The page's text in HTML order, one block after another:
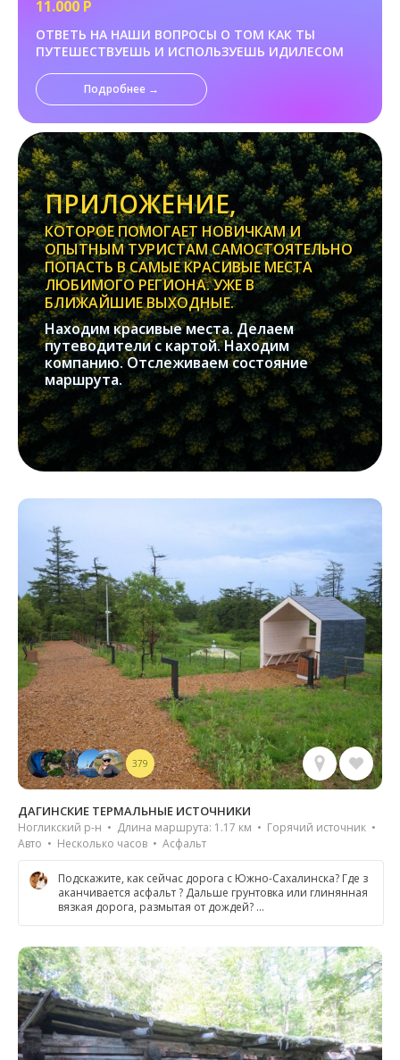
11.000 Р
ОТВЕТЬ НА НАШИ ВОПРОСЫ О ТОМ КАК ТЫ
ПУТЕШЕСТВУЕШЬ И ИСПОЛЬЗУЕШЬ ИДИЛЕСОМ
Подробнее →
ПРИЛОЖЕНИЕ,
КОТОРОЕ ПОМОГАЕТ НОВИЧКАМ И
ОПЫТНЫМ ТУРИСТАМ САМОСТОЯТЕЛЬНО
ПОПАСТЬ В САМЫЕ КРАСИВЫЕ МЕСТА
ЛЮБИМОГО РЕГИОНА. УЖЕ В
БЛИЖАЙШИЕ ВЫХОДНЫЕ.
Находим красивые места. Делаем
путеводители с картой. Находим
компанию. Отслеживаем состояние
маршрута.
379
ДАГИНСКИЕ ТЕРМАЛЬНЫЕ ИСТОЧНИКИ
Ногликский р-н • Длина маршрута: 1.17 км • Горячий источник •
Авто • Несколько часов • Асфальт
Подскажите, как сейчас дорога с Южно-Сахалинска? Где з
аканчивается асфальт ? Дальше грунтовка или глинянная
вязкая дорога, размытая от дождей? …